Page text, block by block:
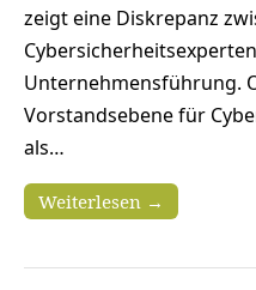
zeigt eine Diskrepanz
Unternehmensführung.
Vorstandsebene für
als…
Weiterlesen →